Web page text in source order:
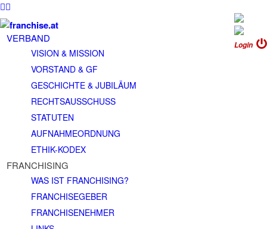
Login
VERBAND
VISION & MISSION
VORSTAND & GF
GESCHICHTE & JUBILÄUM
RECHTSAUSSCHUSS
STATUTEN
AUFNAHMEORDNUNG
ETHIK-KODEX
FRANCHISING
WAS IST FRANCHISING?
FRANCHISEGEBER
FRANCHISENEHMER